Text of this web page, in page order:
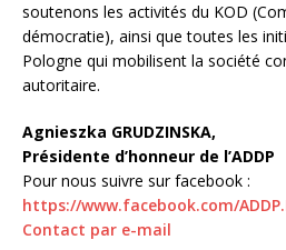
soutenons les activités du KOD
démocratie), ainsi que toutes les
Pologne qui mobilisent la société
autoritaire.
Agnieszka GRUDZINSKA,
Présidente d’honneur de l’ADDP
Pour nous suivre sur facebook :
https://www.facebook.com/
Contact par e-mail